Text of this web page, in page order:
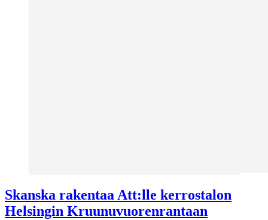
Skanska rakentaa Att:lle kerrostalon
Helsingin Kruunuvuorenrantaan